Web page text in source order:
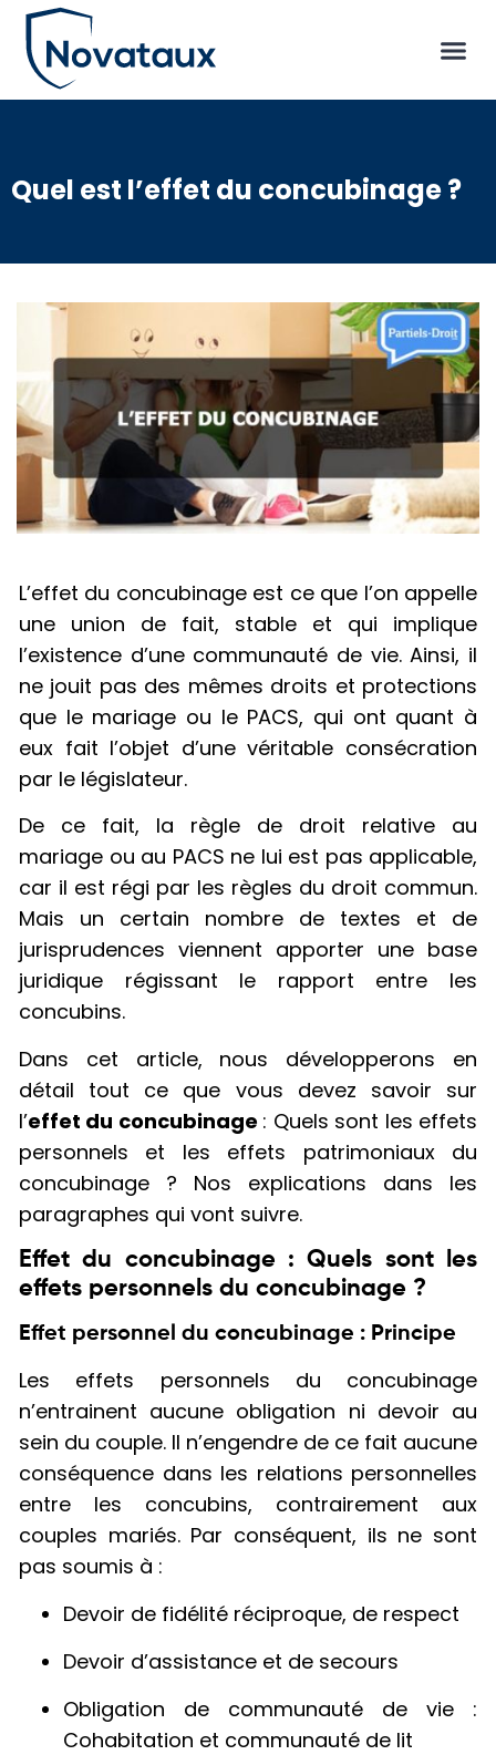
Quel est l’effet du concubinage ?
L’effet du concubinage est ce que l’on appelle
une union de fait, stable et qui implique
l’existence d’une communauté de vie. Ainsi, il
ne jouit pas des mêmes droits et protections
que le mariage ou le PACS, qui ont quant à
eux fait l’objet d’une véritable consécration
par le législateur.
De ce fait, la règle de droit relative au
mariage ou au PACS ne lui est pas applicable,
car il est régi par les règles du droit commun.
Mais un certain nombre de textes et de
jurisprudences viennent apporter une base
juridique régissant le rapport entre les
concubins.
Dans cet article, nous développerons en
détail tout ce que vous devez savoir sur
l’effet du concubinage : Quels sont les effets
personnels et les effets patrimoniaux du
concubinage ? Nos explications dans les
paragraphes qui vont suivre.
Effet du concubinage : Quels sont les
effets personnels du concubinage ?
Effet personnel du concubinage : Principe
Les effets personnels du concubinage
n’entrainent aucune obligation ni devoir au
sein du couple. Il n’engendre de ce fait aucune
conséquence dans les relations personnelles
entre les concubins, contrairement aux
couples mariés. Par conséquent, ils ne sont
pas soumis à :
Devoir de fidélité réciproque, de respect
Devoir d’assistance et de secours
Obligation de communauté de vie :
Cohabitation et communauté de lit